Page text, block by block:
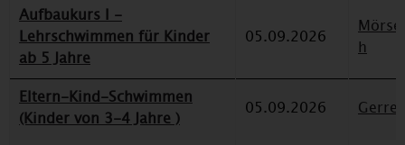
Aufbaukurs I -
Lehrschwimmen für Kinder
ab 5 Jahre
05.09.2026
h
Eltern-Kind-Schwimmen
(Kinder von 3-4 Jahre )
05.09.2026